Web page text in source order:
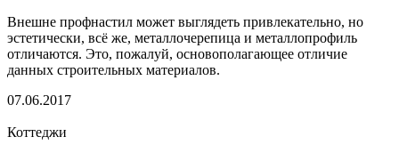
Внешне профнастил может выглядеть привлекательно, но
эстетически, всё же, металлочерепица и металлопрофиль
отличаются. Это, пожалуй, основополагающее отличие
данных строительных материалов.
07.06.2017
Коттеджи